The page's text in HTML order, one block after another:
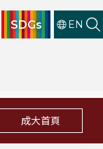
SDGs EN
成大首頁